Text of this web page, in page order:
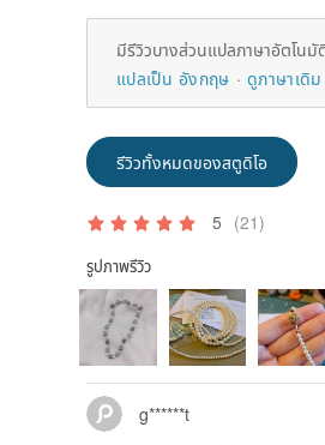
มีรีวิวบางส่วนแปลภาษาอัตโนมั
แปลเป็น อังกฤษ
ดูภาษาเดิม
รีวิวทั้งหมดของสตูดิโอ
5 (21)
รูปภาพรีวิว
g******t